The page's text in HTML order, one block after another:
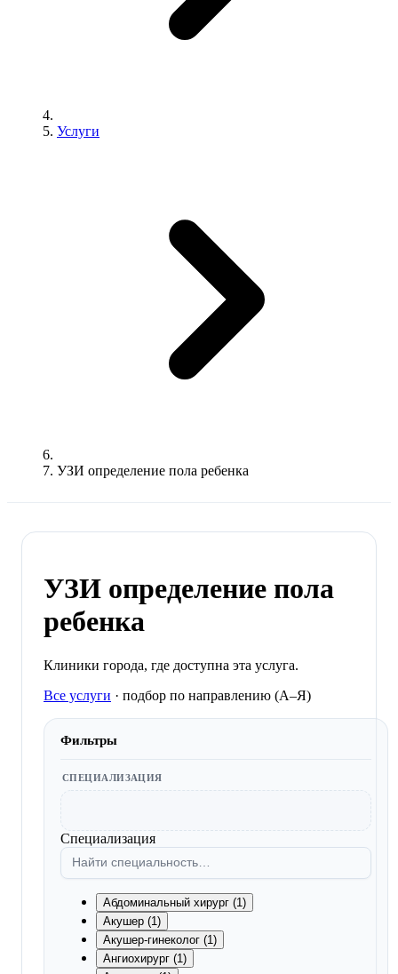
Услуги
УЗИ определение пола ребенка
УЗИ определение пола
ребенка
Клиники города, где доступна эта услуга.
Все услуги · подбор по направлению (A–Я)
Фильтры
СПЕЦИАЛИЗАЦИЯ
Специализация
Абдоминальный хирург (1)
Акушер (1)
Акушер-гинеколог (1)
Ангиохирург (1)